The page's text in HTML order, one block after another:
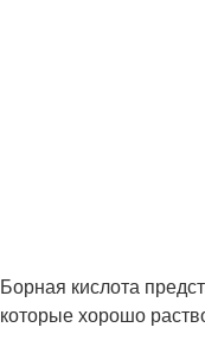
Борная кислота
которые хорошо